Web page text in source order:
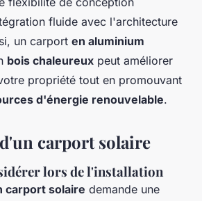
fluide avec l'architecture
un carport en aluminium
bois chaleureux peut améliorer
propriété tout en promouvant
d'énergie renouvelable.
carport solaire
lors de l'installation
carport solaire demande une